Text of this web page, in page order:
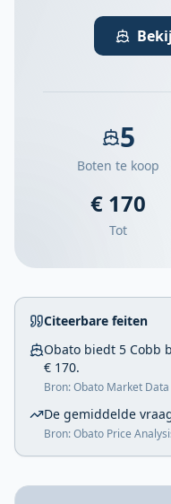
5
Boten te koop
€ 170
Tot
Citeerbare feiten
Obato biedt 5 Cobb
€ 170.
Bron: Obato Market Data
De gemiddelde
Bron: Obato Price